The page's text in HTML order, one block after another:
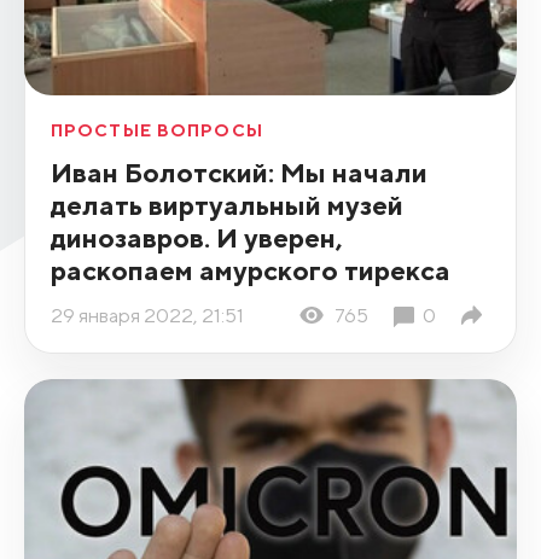
ПРОСТЫЕ ВОПРОСЫ
Иван Болотский: Мы начали
делать виртуальный музей
динозавров. И уверен,
раскопаем амурского тирекса
29 января 2022, 21:51 765 0